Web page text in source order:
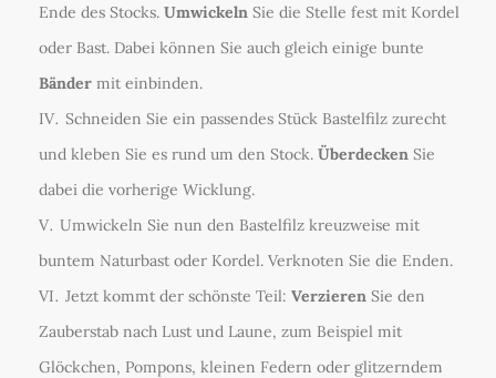
Ende des Stocks. Umwickeln Sie die Stelle fest mit Kordel
oder Bast. Dabei können Sie auch gleich einige bunte
Bänder mit einbinden.
Schneiden Sie ein passendes Stück Bastelfilz zurecht
und kleben Sie es rund um den Stock. Überdecken Sie
dabei die vorherige Wicklung.
Umwickeln Sie nun den Bastelfilz kreuzweise mit
buntem Naturbast oder Kordel. Verknoten Sie die Enden.
Jetzt kommt der schönste Teil: Verzieren Sie den
Zauberstab nach Lust und Laune, zum Beispiel mit
Glöckchen, Pompons, kleinen Federn oder glitzerndem